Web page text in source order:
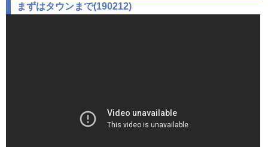
まずはタウンまで(190212)